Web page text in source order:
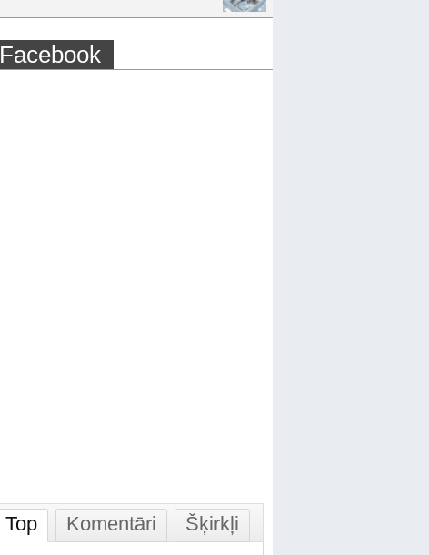
Facebook
Top Komentāri Šķirkļi